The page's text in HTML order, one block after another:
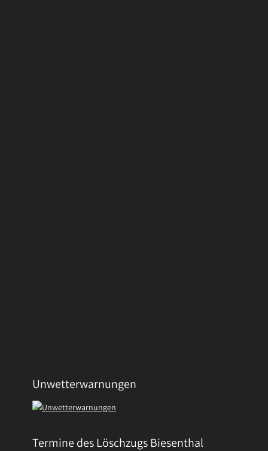
Unwetterwarnungen
Termine des Löschzugs Biesenthal